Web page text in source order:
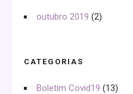
outubro 2019 (2)
CATEGORIAS
Boletim Covid19 (13)